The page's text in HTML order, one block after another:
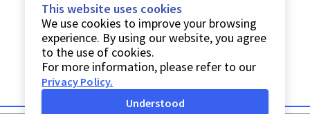
This website uses cookies
We use cookies to improve your browsing
experience. By using our website, you agree
to the use of cookies.
For more information, please refer to our
Privacy Policy.
Understood